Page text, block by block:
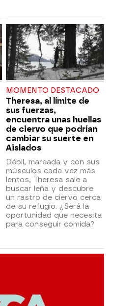
MOMENTO DESTACADO
Theresa, al límite de
sus fuerzas,
encuentra unas huellas
de ciervo que podrían
cambiar su suerte en
Aislados
Débil, mareada y con sus
músculos cada vez más
lentos, Theresa sale a
buscar leña y descubre
un rastro de ciervo cerca
de su refugio. ¿Será la
oportunidad que necesita
para conseguir comida?